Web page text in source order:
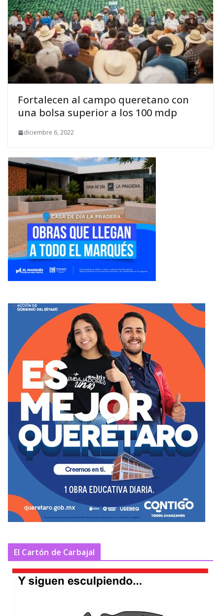
Fortalecen al campo queretano con
una bolsa superior a los 100 mdp
diciembre 6, 2022
El Cartón de Carbajal